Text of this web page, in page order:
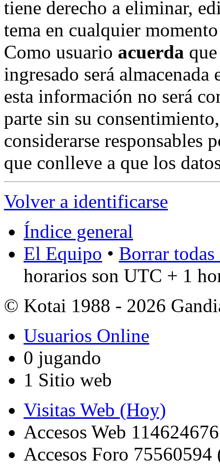
tiene derecho a eliminar,
tema en cualquier
Como usuario acuerda
ingresado será almacenada
esta información no será
parte sin su
considerarse responsables
que conlleve a que los
Volver a identificarse
Índice general
El Equipo • Borrar
horarios son UTC + 1
© Kotai 1988 - 2026
Usuarios Online
0 jugando
1 Sitio web
Visitas Web (Hoy)
Accesos Web
Accesos Foro 75560594